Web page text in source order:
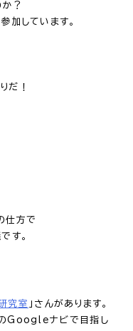
？
加しています。
だ！
仕方で
す。
究室 」さんがあります。
のGoogleナビで目指し